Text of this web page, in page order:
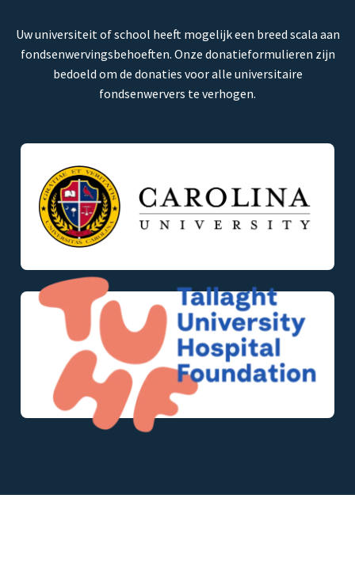
Uw universiteit of school heeft mogelijk een breed scala aan
fondsenwervingsbehoeften. Onze donatieformulieren zijn
bedoeld om de donaties voor alle universitaire
fondsenwervers te verhogen.